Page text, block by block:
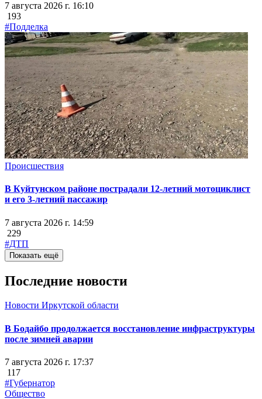
7 августа 2026 г. 16:10
193
#Подделка
Происшествия
В Куйтунском районе пострадали 12-летний мотоциклист
и его 3-летний пассажир
7 августа 2026 г. 14:59
229
#ДТП
Показать ещё
Последние новости
Новости Иркутской области
В Бодайбо продолжается восстановление инфраструктуры
после зимней аварии
7 августа 2026 г. 17:37
117
#Губернатор
Общество